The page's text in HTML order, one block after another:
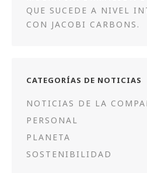
QUE SUCEDE A NIVEL
CON JACOBI CARBONS.
CATEGORÍAS DE NOTICIAS
NOTICIAS DE LA
PERSONAL
PLANETA
SOSTENIBILIDAD